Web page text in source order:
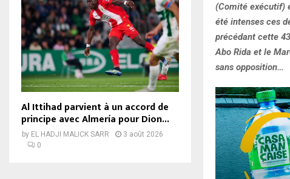
(Comité exécutif)
été intenses ces
précédant cette
Abo Rida et le
sans opposition…
Al Ittihad parvient à un accord de
principe avec Almería pour Dion...
by EL HADJI MALICK SARR
3 août 2026
0